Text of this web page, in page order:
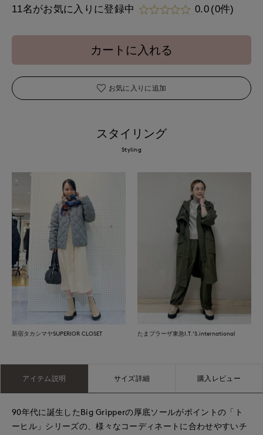
11名がお気に入りに登録中 0.0 (0件)
カートに入れる
お気に入りに追加
スタイリング
Styling
新宿タカシマヤSUPERIOR CLOSET たまプラーザ東急I.T.'S.international
アイテム説明 サイズ詳細 購入レビュー
90年代に誕生したBig Gripperの厚底ソールがポイントの「ト
ーヒル」シリーズの、様々なコーディネートに合わせやすいチ